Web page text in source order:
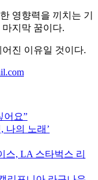
영향력을 끼치는 기
지막 꿈이다.
진 이유일 것이다.
어요”
나의 노래’
스, LA 스타벅스 리